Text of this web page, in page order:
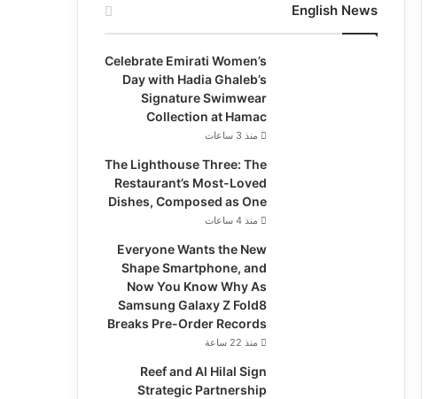
English News
Celebrate Emirati Women’s
Day with Hadia Ghaleb’s
Signature Swimwear
Collection at Hamac
منذ 3 ساعات
The Lighthouse Three: The
Restaurant’s Most-Loved
Dishes, Composed as One
منذ 4 ساعات
Everyone Wants the New
Shape Smartphone, and
Now You Know Why As
Samsung Galaxy Z Fold8
Breaks Pre-Order Records
منذ 22 ساعة
Reef and Al Hilal Sign
Strategic Partnership